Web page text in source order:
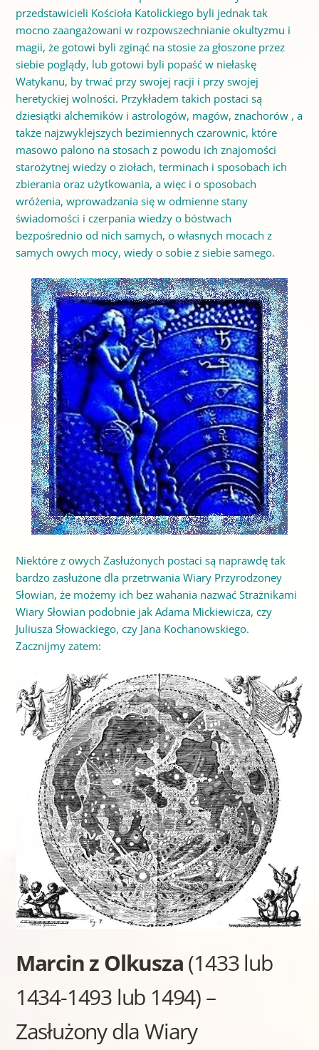
przedstawicieli Kościoła Katolickiego byli jednak tak
mocno zaangażowani w rozpowszechnianie okultyzmu i
magii, że gotowi byli zginąć na stosie za głoszone przez
siebie poglądy, lub gotowi byli popaść w niełaskę
Watykanu, by trwać przy swojej racji i przy swojej
heretyckiej wolności. Przykładem takich postaci są
dziesiątki alchemików i astrologów, magów, znachorów , a
także najzwyklejszych bezimiennych czarownic, które
masowo palono na stosach z powodu ich znajomości
starożytnej wiedzy o ziołach, terminach i sposobach ich
zbierania oraz użytkowania, a więc i o sposobach
wróżenia, wprowadzania się w odmienne stany
świadomości i czerpania wiedzy o bóstwach
bezpośrednio od nich samych, o własnych mocach z
samych owych mocy, wiedy o sobie z siebie samego.
Niektóre z owych Zasłużonych postaci są naprawdę tak
bardzo zasłużone dla przetrwania Wiary Przyrodzoney
Słowian, że możemy ich bez wahania nazwać Strażnikami
Wiary Słowian podobnie jak Adama Mickiewicza, czy
Juliusza Słowackiego, czy Jana Kochanowskiego.
Zacznijmy zatem:
Marcin z Olkusza(1433 lub
1434-1493 lub 1494) –
Zasłużony dla Wiary